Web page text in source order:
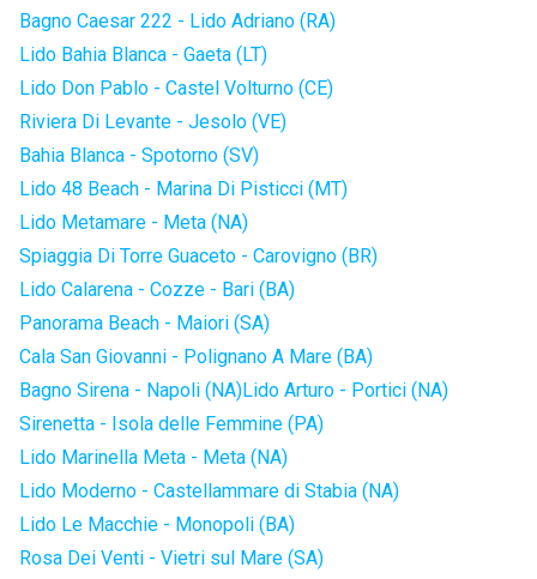
Bagno Caesar 222 - Lido Adriano (RA)
Lido Bahia Blanca - Gaeta (LT)
Lido Don Pablo - Castel Volturno (CE)
Riviera Di Levante - Jesolo (VE)
Bahia Blanca - Spotorno (SV)
Lido 48 Beach - Marina Di Pisticci (MT)
Lido Metamare - Meta (NA)
Spiaggia Di Torre Guaceto - Carovigno (BR)
Lido Calarena - Cozze - Bari (BA)
Panorama Beach - Maiori (SA)
Cala San Giovanni - Polignano A Mare (BA)
Bagno Sirena - Napoli (NA)Lido Arturo - Portici (NA)
Sirenetta - Isola delle Femmine (PA)
Lido Marinella Meta - Meta (NA)
Lido Moderno - Castellammare di Stabia (NA)
Lido Le Macchie - Monopoli (BA)
Rosa Dei Venti - Vietri sul Mare (SA)